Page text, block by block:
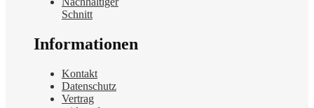
Schnitt
Informationen
Kontakt
Datenschutz
Vertrag